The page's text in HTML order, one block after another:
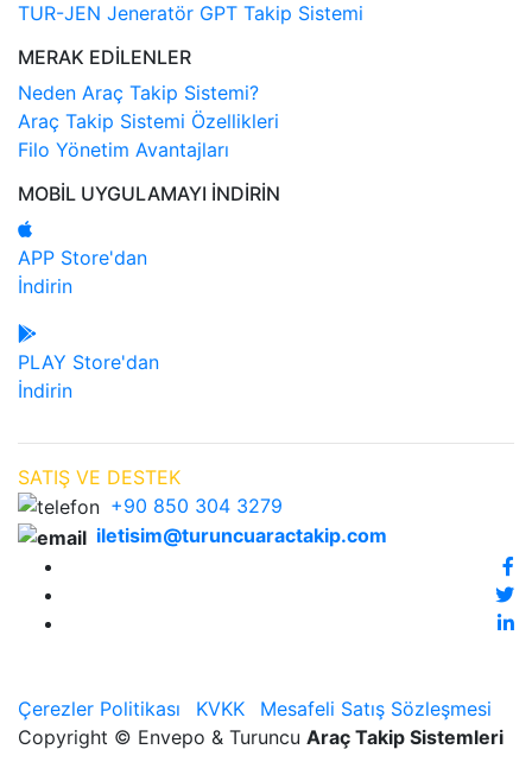
TUR-JEN Jeneratör GPT Takip Sistemi
MERAK EDİLENLER
Neden Araç Takip Sistemi?
Araç Takip Sistemi Özellikleri
Filo Yönetim Avantajları
MOBİL UYGULAMAYI İNDİRİN
APP Store'dan
İndirin
PLAY Store'dan
İndirin
SATIŞ VE DESTEK
+90 850 304 3279
iletisim@turuncuaractakip.com
Çerezler Politikası KVKK
Mesafeli Satış Sözleşmesi
Copyright © Envepo & Turuncu Araç Takip Sistemleri